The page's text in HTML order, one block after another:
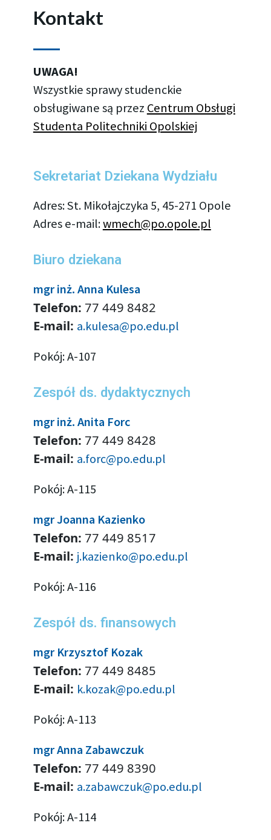
Kontakt
UWAGA!
Wszystkie sprawy studenckie
obsługiwane są przez Centrum Obsługi
Studenta Politechniki Opolskiej
Sekretariat Dziekana Wydziału
Adres: St. Mikołajczyka 5, 45-271 Opole
Adres e-mail:wmech@po.opole.pl
Biuro dziekana
mgr inż. Anna Kulesa
Telefon: 77 449 8482
E-mail: a.kulesa@po.edu.pl
Pokój: A-107
Zespół ds. dydaktycznych
mgr inż. Anita Forc
Telefon: 77 449 8428
E-mail: a.forc@po.edu.pl
Pokój: A-115
mgr Joanna Kazienko
Telefon: 77 449 8517
E-mail: j.kazienko@po.edu.pl
Pokój: A-116
Zespół ds. finansowych
mgr Krzysztof Kozak
Telefon: 77 449 8485
E-mail: k.kozak@po.edu.pl
Pokój: A-113
mgr Anna Zabawczuk
Telefon: 77 449 8390
E-mail: a.zabawczuk@po.edu.pl
Pokój: A-114